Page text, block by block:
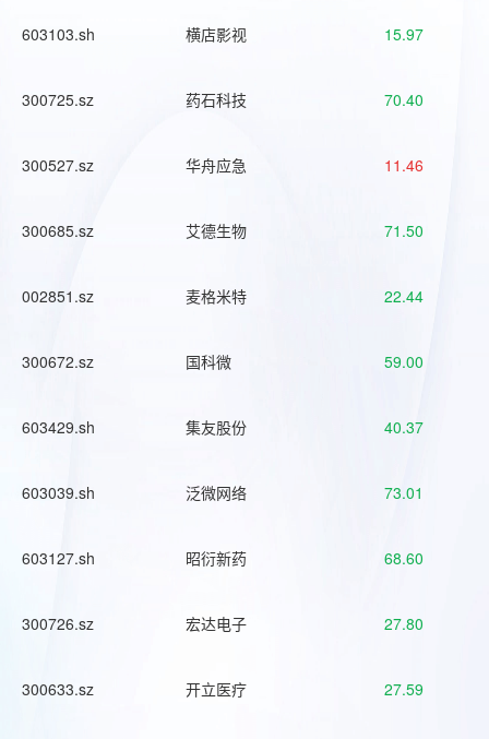
603103.sh 横店影视 15.97
300725.sz 药石科技 70.40
300527.sz 华舟应急 11.46
300685.sz 艾德生物 71.50
002851.sz 麦格米特 22.44
300672.sz 国科微 59.00
603429.sh 集友股份 40.37
603039.sh 泛微网络 73.01
603127.sh 昭衍新药 68.60
300726.sz 宏达电子 27.80
300633.sz 开立医疗 27.59